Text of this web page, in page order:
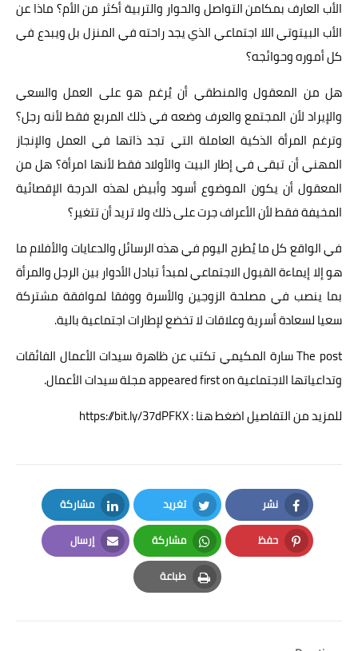
الأب العارف بمكامن التواصل والحوار والتربية أكثر من الأم؟ ماذا عن
الأب البيتوتي اللا اجتماعي الذي يجد راحته في المنزل بل ويبدع في
كل أموره وحوائجه؟
هل من المعقول والمنطقي أن يُرغم هو على العمل والسعي
والإيراد لأن المجتمع والعرف وضعه في ذلك المربع فقط لأنه رجل؟
وترغم المرأة الذكية العاملة التي تجد ذاتها في العمل والإنجاز
المهني أن تبقى في إطار البيت والأولاد فقط لأنها امرأة؟ هل من
المعقول أن يكون الموضوع أسود وأبيض لهذه الدرجة الإقصائية
المخيفة فقط لأن الأعراف جرت على ذلك ولا تريد أن تتغير؟
في الواقع كل ما يُطرح اليوم في هذه الرسائل والدعايات والأفلام ما
هو إلا إيماءة القبول الاجتماعي لمبدأ تبادل الأدوار بين الرجل والمرأة
بما ينصب في مصلحة الزوجين والأسرة ووفقا لموافقة مشتركة
سعيا لسعادة أسرية وعلاقات لا تخضع لإطارات اجتماعية بالية.
The postسارة المكيمي تكتب عن ظاهرة سيدات الأعمال الفائقات
وتداعياتها الاجتماعية
مجلة سيدات الأعمال.
للمزيد من التفاصيل اضغط هنا : https://bit.ly/37dPFKX
نشر
Facebook
تغريد
Twitter
مشاركة
LinkedIn
حفظ
Pinterest
مشاركة
Whatsapp
إرسال
Email
طباعة
Print